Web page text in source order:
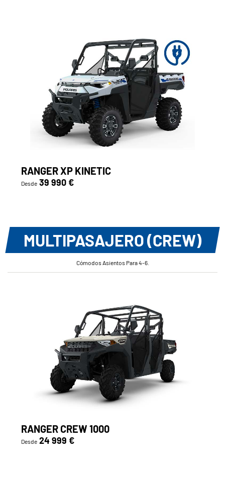
RANGER XP KINETIC
Desde 39 990 €
MULTIPASAJERO (CREW)
Cómodos Asientos Para 4-6.
RANGER CREW 1000
Desde 24 999 €